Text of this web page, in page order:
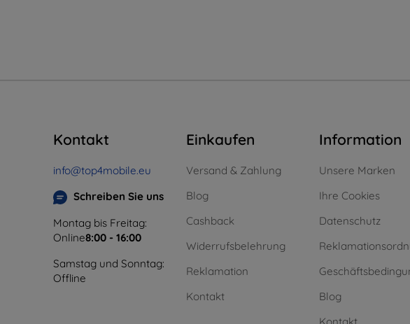
Kontakt
info@top4mobile.eu
Schreiben Sie uns
Montag bis Freitag:
Online8:00 - 16:00
Samstag und Sonntag:
Offline
Einkaufen
Versand & Zahlung
Blog
Cashback
Widerrufsbelehrung
Reklamation
Kontakt
Information
Unsere Marken
Ihre Cookies
Datenschutz
Blog